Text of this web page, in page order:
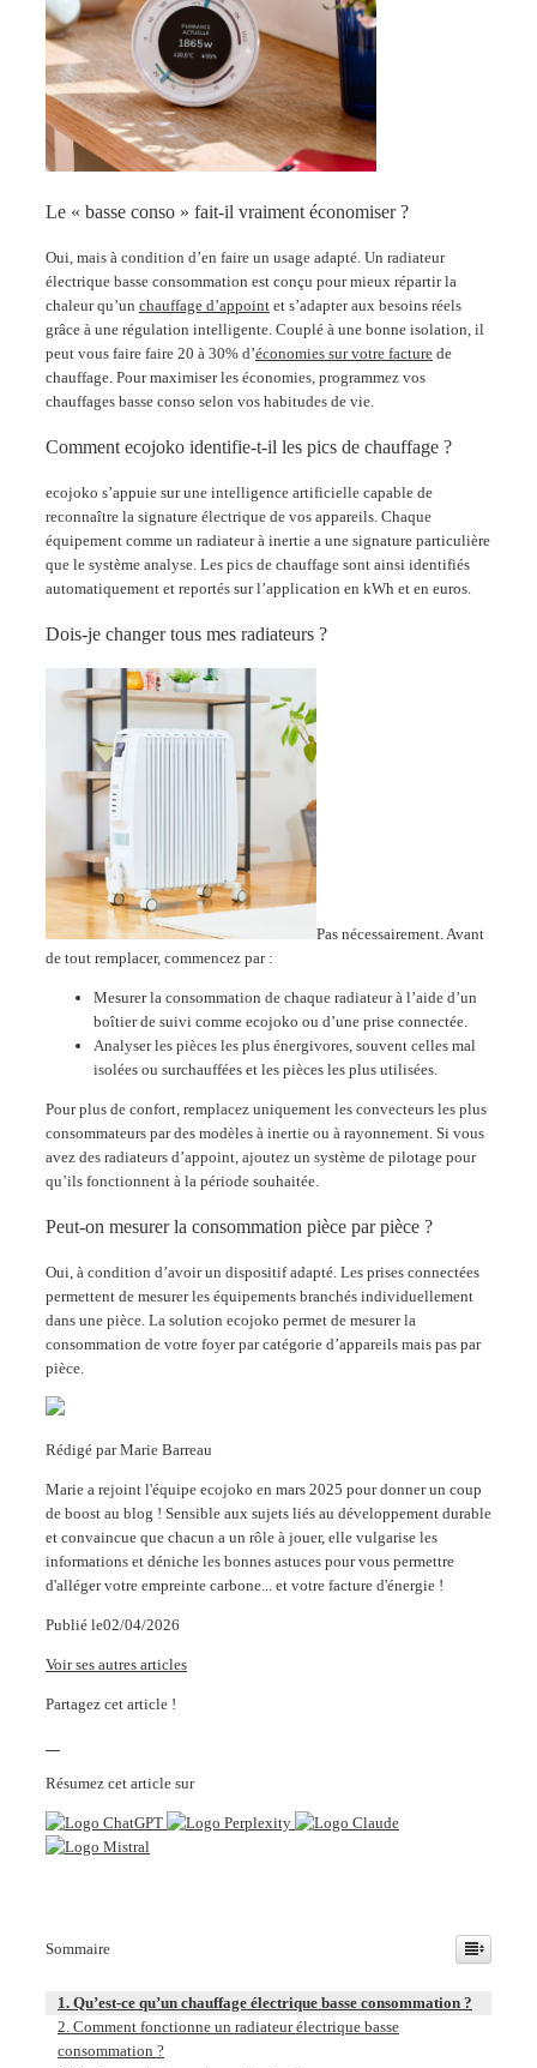
Le « basse conso » fait-il vraiment économiser ?
Oui, mais à condition d’en faire un usage adapté. Un radiateur
électrique basse consommation est conçu pour mieux répartir la
chaleur qu’un chauffage d’appoint et s’adapter aux besoins réels
grâce à une régulation intelligente. Couplé à une bonne isolation, il
peut vous faire faire 20 à 30% d’économies sur votre facture de
chauffage. Pour maximiser les économies, programmez vos
chauffages basse conso selon vos habitudes de vie.
Comment ecojoko identifie-t-il les pics de chauffage ?
ecojoko s’appuie sur une intelligence artificielle capable de
reconnaître la signature électrique de vos appareils. Chaque
équipement comme un radiateur à inertie a une signature particulière
que le système analyse. Les pics de chauffage sont ainsi identifiés
automatiquement et reportés sur l’application en kWh et en euros.
Dois-je changer tous mes radiateurs ?
Pas nécessairement. Avant
de tout remplacer, commencez par :
Mesurer la consommation de chaque radiateur à l’aide d’un
boîtier de suivi comme ecojoko ou d’une prise connectée.
Analyser les pièces les plus énergivores, souvent celles mal
isolées ou surchauffées et les pièces les plus utilisées.
Pour plus de confort, remplacez uniquement les convecteurs les plus
consommateurs par des modèles à inertie ou à rayonnement. Si vous
avez des radiateurs d’appoint, ajoutez un système de pilotage pour
qu’ils fonctionnent à la période souhaitée.
Peut-on mesurer la consommation pièce par pièce ?
Oui, à condition d’avoir un dispositif adapté. Les prises connectées
permettent de mesurer les équipements branchés individuellement
dans une pièce. La solution ecojoko permet de mesurer la
consommation de votre foyer par catégorie d’appareils mais pas par
pièce.
Rédigé parMarie Barreau
Marie a rejoint l'équipe ecojoko en mars 2025 pour donner un coup
de boost au blog ! Sensible aux sujets liés au développement durable
et convaincue que chacun a un rôle à jouer, elle vulgarise les
informations et déniche les bonnes astuces pour vous permettre
d'alléger votre empreinte carbone... et votre facture d'énergie !
Publié le02/04/2026
Voir ses autres articles
Partagez cet article !
Résumez cet article sur
Sommaire
Qu’est-ce qu’un chauffage électrique basse consommation ?
Comment fonctionne un radiateur électrique basse
consommation ?